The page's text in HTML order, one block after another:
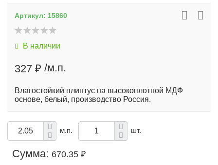
Артикул: 15860
В наличии
327 ₽ /м.п.
Влагостойкий плинтус на высокоплотной МДФ
основе, белый, производство Россия.
м.п. шт.
Сумма: 670.35 ₽